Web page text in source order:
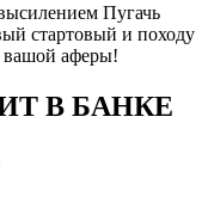
Пугачь
стартовый и походу
вашой аферы!
В БАНКЕ